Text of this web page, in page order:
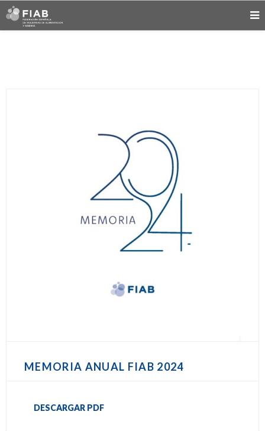
MEMORIA ANUAL FIAB 2024
DESCARGAR PDF